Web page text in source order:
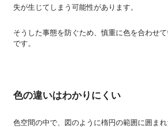
失が生じてしまう可能性があります。
そうした事態を防ぐため、慎重に色を合わせ
です。
色の違いはわかりにくい
色空間の中で、図のように楕円の範囲に囲ま